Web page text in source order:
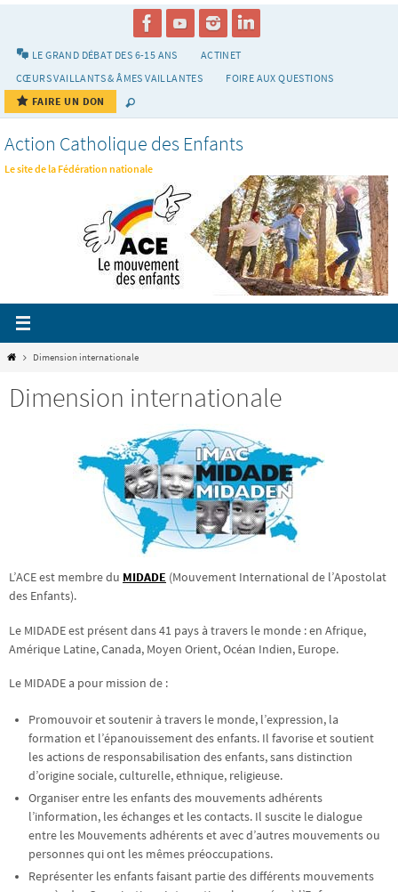
LE GRAND DÉBAT DES 6-15 ANS
ACTINET
CŒURS VAILLANTS & ÂMES VAILLANTES
FOIRE AUX QUESTIONS
FAIRE UN DON
Action Catholique des Enfants
Le site de la Fédération nationale
HomeDimension internationale
Dimension internationale
L’ACE est membre du MIDADE (Mouvement International de l’Apostolat
des Enfants).
Le MIDADE est présent dans 41 pays à travers le monde : en Afrique,
Amérique Latine, Canada, Moyen Orient, Océan Indien, Europe.
Le MIDADE a pour mission de :
Promouvoir et soutenir à travers le monde, l’expression, la
formation et l’épanouissement des enfants. Il favorise et soutient
les actions de responsabilisation des enfants, sans distinction
d’origine sociale, culturelle, ethnique, religieuse.
Organiser entre les enfants des mouvements adhérents
l’information, les échanges et les contacts. Il suscite le dialogue
entre les Mouvements adhérents et avec d’autres mouvements ou
personnes qui ont les mêmes préoccupations.
Représenter les enfants faisant partie des différents mouvements